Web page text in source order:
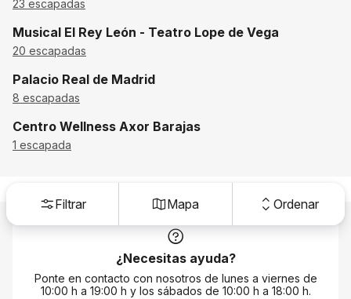
23 escapadas
Musical El Rey León - Teatro Lope de Vega
20 escapadas
Palacio Real de Madrid
8 escapadas
Centro Wellness Axor Barajas
1 escapada
Filtrar Mapa Ordenar
¿Necesitas ayuda?
Ponte en contacto con nosotros de lunes a viernes de
10:00 h a 19:00 h y los sábados de 10:00 h a 18:00 h.